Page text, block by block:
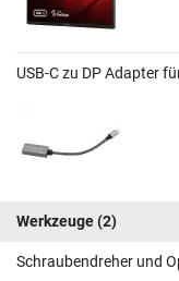
USB-C zu DP Adapter
Werkzeuge(2)
Schraubendreher und